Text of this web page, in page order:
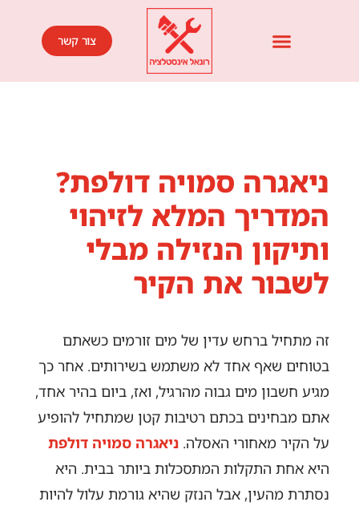
צור קשר
ניאגרה סמויה דולפת?
המדריך המלא לזיהוי
ותיקון הנזילה מבלי
לשבור את הקיר
זה מתחיל ברחש עדין של מים זורמים כשאתם
בטוחים שאף אחד לא משתמש בשירותים. אחר כך
מגיע חשבון מים גבוה מהרגיל, ואז, ביום בהיר אחד,
אתם מבחינים בכתם רטיבות קטן שמתחיל להופיע
על הקיר מאחורי האסלה. ניאגרה סמויה דולפת
היא אחת התקלות המתסכלות ביותר בבית. היא
נסתרת מהעין, אבל הנזק שהיא גורמת עלול להיות